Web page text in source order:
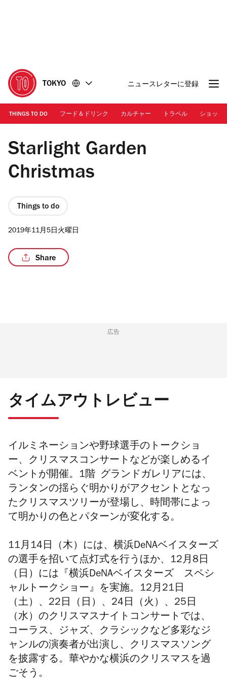
に
移
動
移
動
TOKYO ニュースレターに登録
THINGS TO DO フード＆ドリンク カルチャー トラベル ショッピ
『Starlight Garden Tree』イメージ
Starlight Garden
Christmas
Things to do
2019年11月5日火曜日
Share
広告
タイムアウトレビュー
イルミネーションや野球選手のトークショ
ー、クリスマスコンサートなどが楽しめるイ
ベントが開催。1階 グランドガレリアには、
ランタンの揺らぐ明かりがアクセントとなっ
たクリスマスツリーが登場し、時間帯によっ
て明かりの色とパターンが変化する。
11月14日（木）には、横浜DeNAベイスターズ
の選手を招いて点灯式を行うほか、12月8日
（日）には『横浜DeNAベイスターズ スペシ
ャルトークショー』を実施。12月21日
（土）、22日（日）、24日（火）、25日
（水）のクリスマスナイトコンサートでは、
コーラス、ジャズ、クラシックなど多彩なジ
ャンルの演奏者が出演し、クリスマスソング
を披露する。華やかな横浜のクリスマスを過
ごそう。